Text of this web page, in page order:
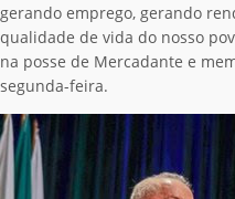
gerando emprego, gerando
qualidade de vida do nosso
na posse de Mercadante e
segunda-feira.